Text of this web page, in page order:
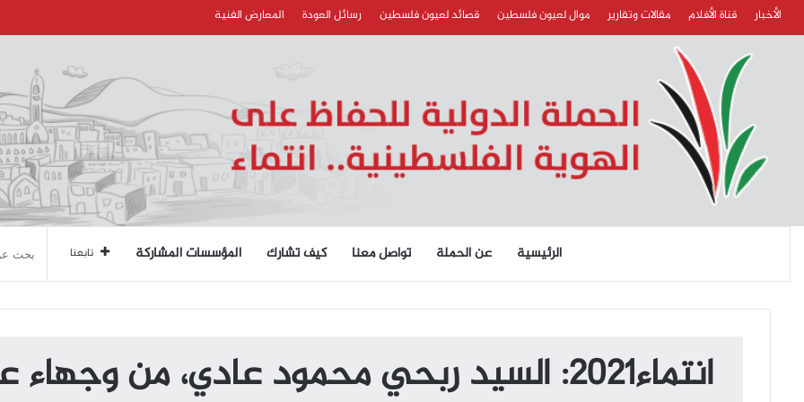
الأخبار قناة الأفلام مقالات وتقارير موال لعيون فلسطين قصائد لعيون فلسطين رسائل العودة المعارض الفنية
الرئيسية عن الحملة تواصل معنا كيف تشارك المؤسسات المشاركة تابعنا
انتماء2021: السيد ربحي محمود عادي، من وجهاء عشيرة عادي في الاردن